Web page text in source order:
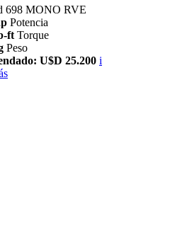
698 MONO RVE
Potencia
ft Torque
Peso
U$D 25.200 i